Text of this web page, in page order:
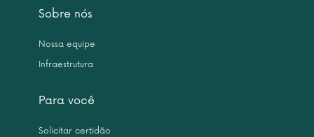
Sobre nós
Nossa equipe
Infraestrutura
Para você
Solicitar certidão